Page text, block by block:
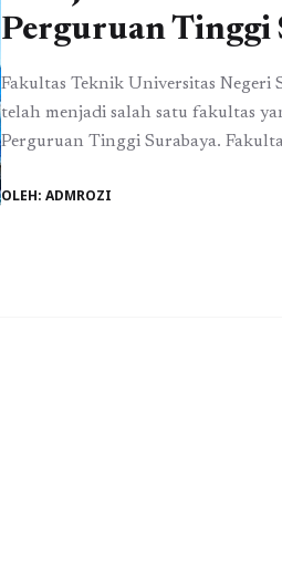
Perguruan Tinggi
Fakultas Teknik Universitas Negeri
telah menjadi salah satu fakultas
Perguruan Tinggi Surabaya.
tetapi juga karena dedikasinya
OLEH: ADMROZI